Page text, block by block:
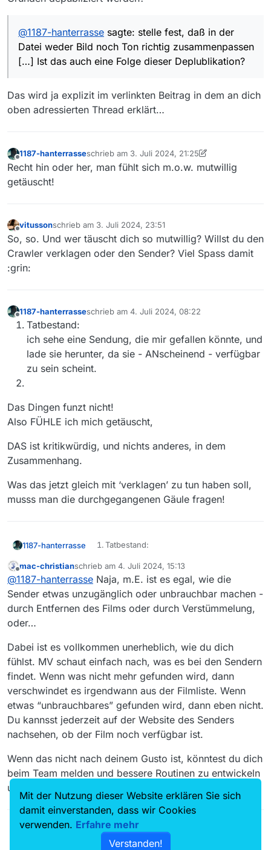
@1187-hanterrasse sagte: stelle fest, daß in der
Datei weder Bild noch Ton richtig zusammenpassen
[…] Ist das auch eine Folge dieser Deplublikation?
Das wird ja explizit im verlinkten Beitrag in dem an dich
oben adressierten Thread erklärt…
Offline
1187-hanterrasseschrieb am 3. Juli 2024, 21:25
zuletzt editiert von 1187-hanterrasse
Recht hin oder her, man fühlt sich m.o.w. mutwillig
getäuscht!
vitussonschrieb am 3. Juli 2024, 23:51
zuletzt editiert von
So, so. Und wer täuscht dich so mutwillig? Willst du den
Crawler verklagen oder den Sender? Viel Spass damit
:grin:
Offline
1187-hanterrasseschrieb am 4. Juli 2024, 08:22
zuletzt editiert von
Tatbestand:
ich sehe eine Sendung, die mir gefallen könnte, und
lade sie herunter, da sie - ANscheinend - verfügbar
zu sein scheint.
Das Dingen funzt nicht!
Also FÜHLE ich mich getäuscht,
DAS ist kritikwürdig, und nichts anderes, in dem
Zusammenhang.
Was das jetzt gleich mit ‘verklagen’ zu tun haben soll,
musss man die durchgegangenen Gäule fragen!
1187-hanterrasse
Tatbestand:
könnte, und lade sie herunter, da sie -
ANscheinend - verfügbar zu sein
scheint.
Also FÜHLE ich mich getäuscht,
DAS ist kritikwürdig, und nichts anderes, in
dem Zusammenhang.
Was das jetzt gleich mit ‘verklagen’ zu tun
haben soll, musss man die durchgegangenen
Offline
mac-christianschrieb am 4. Juli 2024, 15:13
zuletzt editiert von
@1187-hanterrasse Naja, m.E. ist es egal, wie die
Sender etwas unzugänglich oder unbrauchbar machen -
durch Entfernen des Films oder durch Verstümmelung,
oder…
Dabei ist es vollkommen unerheblich, wie du dich
fühlst. MV schaut einfach nach, was es bei den Sendern
findet. Wenn was nicht mehr gefunden wird, dann
verschwindet es irgendwann aus der Filmliste. Wenn
etwas “unbrauchbares” gefunden wird, dann eben nicht.
Du kannsst jederzeit auf der Website des Senders
nachsehen, ob der Film noch verfügbar ist.
Wenn das nicht nach deinem Gusto ist, könntest du dich
beim Team melden und bessere Routinen zu entwickeln
und umzusetzen…
Mit der Nutzung dieser Website erklären Sie sich
damit einverstanden, dass wir Cookies
verwenden. Erfahre mehr
Verstanden!